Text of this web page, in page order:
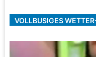
VOLLBUSIGES